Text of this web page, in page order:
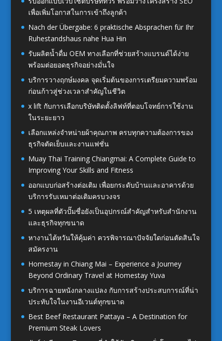
เพื่อเพิ่มโอกาสในการเข้าถึงลูกค้า
Nach der Übergabe: 6 praktische Absprachen für Ihr
Ruhestandshaus nahe Hua Hin
รับผลิตน้ำดื่ม OEM ทางเลือกที่ช่วยสร้างแบรนด์ได้ง่าย
พร้อมต่อยอดธุรกิจอย่างมั่นใจ
บริการวางฤกษ์มงคล จุดเริ่มต้นของการเตรียมความพร้อม
ก่อนก้าวสู่ช่วงเวลาสำคัญในชีวิต
x lift กับการเลือกบริษัทติดตั้งลิฟท์ที่ตอบโจทย์การใช้งาน
ในระยะยาว
เลือกแหล่งจำหน่ายผ้าคุณภาพ ครบทุกความต้องการของ
ธุรกิจตัดเย็บและงานแฟชั่น
Muay Thai Training Chiangmai: A Complete Guide to
Improving Your Skills and Fitness
ออกแบบก่อสร้างต่อเติม เพื่อยกระดับบ้านและอาคารด้วย
บริการรับเหมาต่อเติมครบวงจร
5 เหตุผลที่ตัวปั๊มชื่อยังเป็นอุปกรณ์สำคัญสำหรับสำนักงาน
และธุรกิจทุกขนาด
หางานไต้หวันให้คุ้มค่า ควรพิจารณาปัจจัยใดก่อนตัดสินใจ
สมัครงาน
Homestay in Chiang Mai – Experience a Journey
Beyond Ordinary Travel at Homestay Yuva
บริการฉายหนังกลางแปลง กับการสร้างประสบการณ์ที่น่า
ประทับใจในงานอีเวนต์ทุกขนาด
Best Beef Restaurant Pattaya – A Destination for
Premium Steak Lovers